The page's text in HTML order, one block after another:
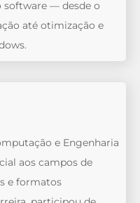
software — desde o
até otimização e
e Engenharia
aos campos de
e formatos